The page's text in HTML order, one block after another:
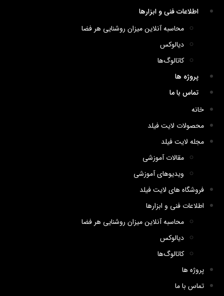
اطلاعات فنی و ابزارها
محاسبه آنلاین میزان روشنایی هر فضا
دیالوکس
کاتالوگ‌ها
پروژه ها
تماس با ما
خانه
محصولات لایت فیلد
مجله لایت فیلد
مقالات آموزشی
ویدیوهای آموزشی
فروشگاه های لایت فیلد
اطلاعات فنی و ابزارها
محاسبه آنلاین میزان روشنایی هر فضا
دیالوکس
کاتالوگ‌ها
پروژه ها
تماس با ما